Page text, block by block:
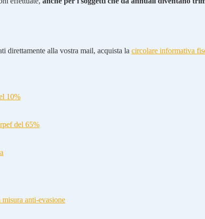
direttamente alla vostra mail, acquista la circolare informativa
10%
del 65%
anti-evasione